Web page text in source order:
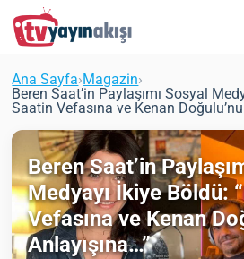
Ana Sayfa›Magazin›
Beren Saat’in Paylaşımı Sosyal
Saatin Vefasına ve Kenan
Beren Saat’in
Medyayı İkiye Böldü:
Vefasına ve Kenan
Anlayışına…”